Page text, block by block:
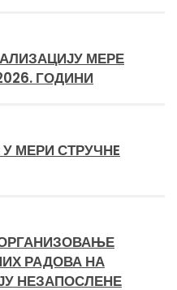
МЕРЕ
ГОДИНИ
МЕРИ СТРУЧНE
РАДОВА НА
НЕЗАПОСЛЕНЕ